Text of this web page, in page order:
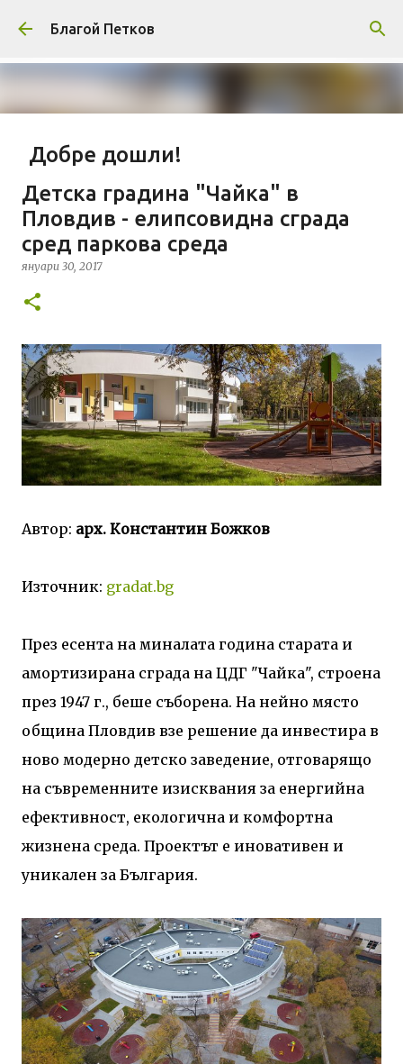
Пропускане към основното съдържание
Благой Петков
Добре дошли!
0
Детска градина "Чайка" в
Пловдив - елипсовидна сграда
сред паркова среда
януари 30, 2017
Автор: арх. Константин Божков
Източник: gradat.bg
През есента на миналата година старата и
амортизирана сграда на ЦДГ "Чайка", строена
през 1947 г., беше съборена. На нейно място
община Пловдив взе решение да инвестира в
ново модерно детско заведение, отговарящо
на съвременните изисквания за енергийна
ефективност, екологична и комфортна
жизнена среда. Проектът е иновативен и
уникален за България.